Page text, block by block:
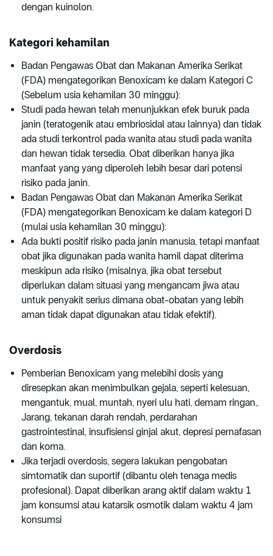
dengan kuinolon.
Kategori kehamilan
Badan Pengawas Obat dan Makanan Amerika Serikat
(FDA) mengategorikan Benoxicam ke dalam Kategori C
(Sebelum usia kehamilan 30 minggu):
Studi pada hewan telah menunjukkan efek buruk pada
janin (teratogenik atau embriosidal atau lainnya) dan tidak
ada studi terkontrol pada wanita atau studi pada wanita
dan hewan tidak tersedia. Obat diberikan hanya jika
manfaat yang yang diperoleh lebih besar dari potensi
risiko pada janin.
Badan Pengawas Obat dan Makanan Amerika Serikat
(FDA) mengategorikan Benoxicam ke dalam kategori D
(mulai usia kehamilan 30 minggu):
Ada bukti positif risiko pada janin manusia, tetapi manfaat
obat jika digunakan pada wanita hamil dapat diterima
meskipun ada risiko (misalnya, jika obat tersebut
diperlukan dalam situasi yang mengancam jiwa atau
untuk penyakit serius dimana obat-obatan yang lebih
aman tidak dapat digunakan atau tidak efektif).
Overdosis
Pemberian Benoxicam yang melebihi dosis yang
diresepkan akan menimbulkan gejala, seperti kelesuan,
mengantuk, mual, muntah, nyeri ulu hati, demam ringan,.
Jarang, tekanan darah rendah, perdarahan
gastrointestinal, insufisiensi ginjal akut, depresi pernafasan
dan koma.
Jika terjadi overdosis, segera lakukan pengobatan
simtomatik dan suportif (dibantu oleh tenaga medis
profesional). Dapat diberikan arang aktif dalam waktu 1
jam konsumsi atau katarsik osmotik dalam waktu 4 jam
konsumsi